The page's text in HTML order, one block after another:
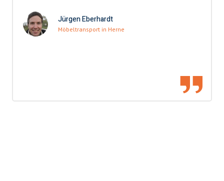
Jürgen Eberhardt
Möbeltransport in Herne